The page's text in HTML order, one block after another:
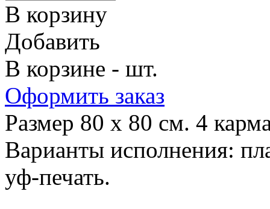
В корзину
Добавить
В корзине - шт.
Оформить заказ
Размер 80 х 80 см. 4
Варианты исполнения:
уф-печать.